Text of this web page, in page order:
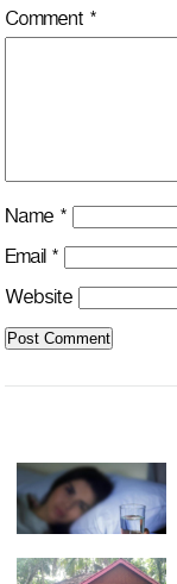
Comment *
Name *
Email *
Website